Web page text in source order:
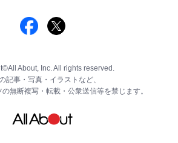
About, Inc. All rights reserved.
記事・写真・イラストなど、
無断複写・転載・公衆送信等を禁じます。